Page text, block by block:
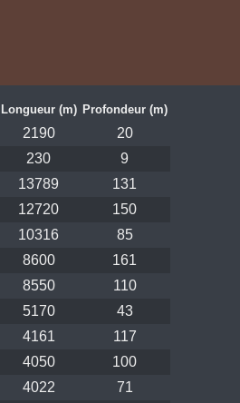
Longueur (m) Profondeur (m)
2190
20
230
9
13789
131
12720
150
10316
85
8600
161
8550
110
5170
43
4161
117
4050
100
4022
71